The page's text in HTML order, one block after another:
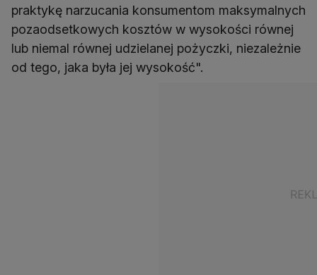
praktykę narzucania konsumentom maksymalnych
pozaodsetkowych kosztów w wysokości równej
lub niemal równej udzielanej pożyczki, niezależnie
od tego, jaka była jej wysokość".